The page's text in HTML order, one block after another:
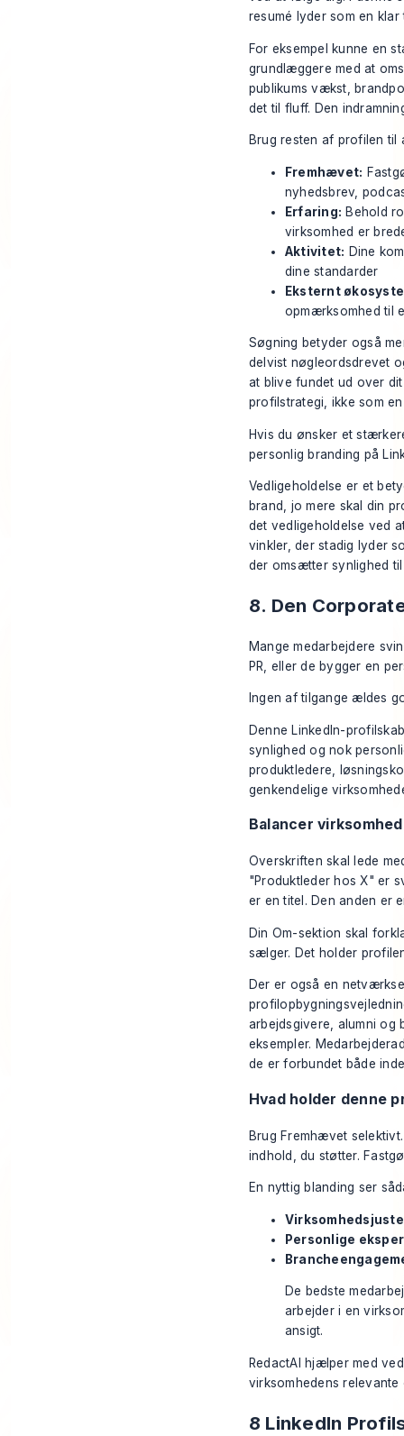
resumé lyder som en
For eksempel kunne en
grundlæggere med at
publikums vækst,
det til fluff. Den
Brug resten af profilen
Fremhævet:
nyhedsbrev,
Erfaring: Behold
virksomhed er
Aktivitet: Dine
dine standarder
Eksternt
opmærksomhed til
Søgning betyder også
delvist nøgleordsdrevet
at blive fundet ud over
profilstrategi, ikke som
Hvis du ønsker et
personlig branding på
Vedligeholdelse er et
brand, jo mere skal din
det vedligeholdelse ved
vinkler, der stadig lyder
der omsætter synlighed til
8. Den
Mange medarbejdere
PR, eller de bygger en
Ingen af tilgange ældes
Denne LinkedIn-
synlighed og nok
produktledere,
genkendelige
Balancer
Overskriften skal lede
"Produktleder hos X" er
er en titel. Den anden er
Din Om-sektion skal
sælger. Det holder
Der er også en
arbejdsgivere, alumni og
eksempler.
de er forbundet både
Hvad holder denne
Brug Fremhævet
indhold, du støtter.
En nyttig blanding ser
Personlige
De bedste
arbejder i en
ansigt.
RedactAI hjælper med
virksomhedens
8 LinkedIn